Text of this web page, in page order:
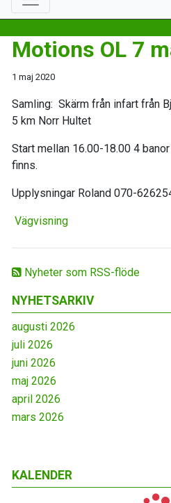
Nyheter som RSS-flöde
NYHETSARKIV
augusti 2026
juli 2026
juni 2026
maj 2026
april 2026
mars 2026
KALENDER
Motions OL 7
1 maj 2020
Samling: Skärm från infart från
5 km Norr Hultet
Start mellan 16.00-18.00 4
finns.
Upplysningar Roland 070-
Vägvisning